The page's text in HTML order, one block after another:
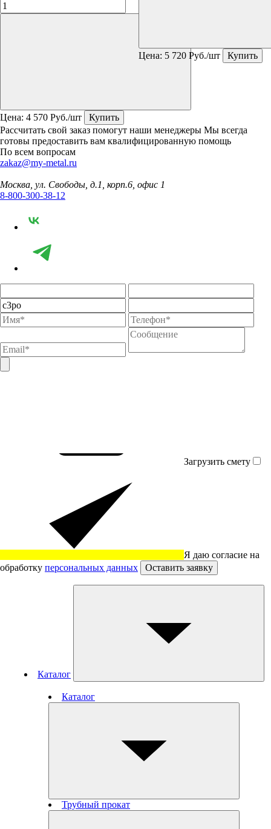
Цена: 4 570 Руб./шт Купить
Цена: 5 720 Руб./шт Купить
Рассчитать свой заказ помогут наши менеджеры Мы всегда
готовы предоставить вам квалифицированную помощь
По всем вопросам
zakaz@my-metal.ru
Москва, ул. Свободы, д.1, корп.6, офис 1
8-800-300-38-12
Загрузить смету
Я даю согласие на
обработку персональных данных Оставить заявку
Каталог
Каталог
Трубный прокат